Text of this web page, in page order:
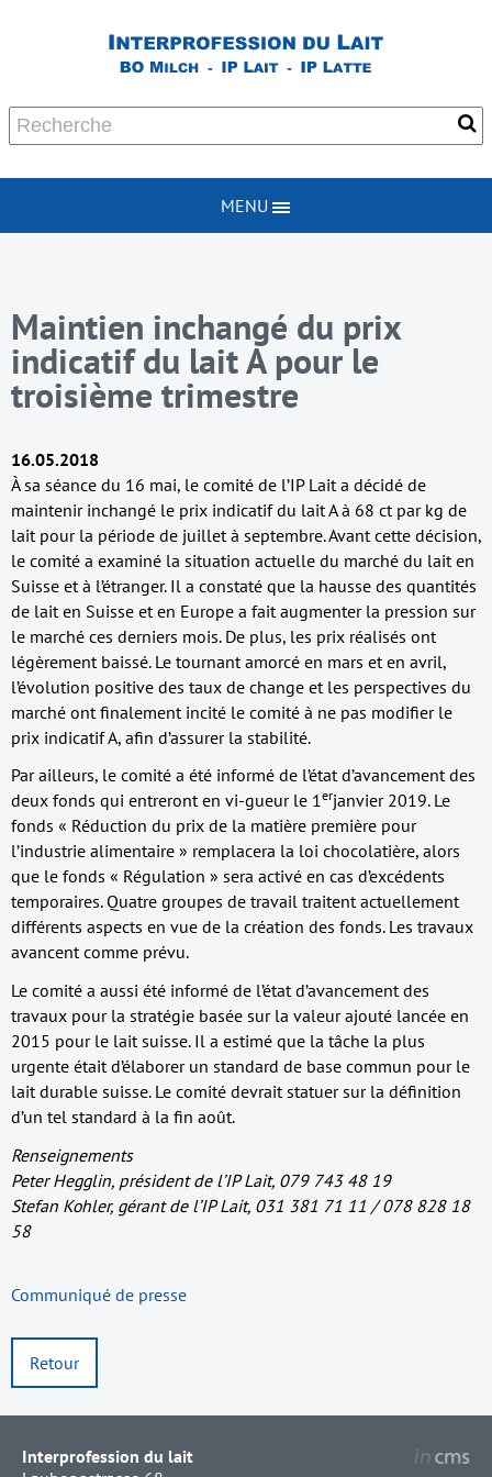
MENU
Maintien inchangé du prix
indicatif du lait A pour le
troisième trimestre
16.05.2018
À sa séance du 16 mai, le comité de l’IP Lait a décidé de
maintenir inchangé le prix indicatif du lait A à 68 ct par kg de
lait pour la période de juillet à septembre. Avant cette décision,
le comité a examiné la situation actuelle du marché du lait en
Suisse et à l’étranger. Il a constaté que la hausse des quantités
de lait en Suisse et en Europe a fait augmenter la pression sur
le marché ces derniers mois. De plus, les prix réalisés ont
légèrement baissé. Le tournant amorcé en mars et en avril,
l’évolution positive des taux de change et les perspectives du
marché ont finalement incité le comité à ne pas modifier le
prix indicatif A, afin d’assurer la stabilité.
Par ailleurs, le comité a été informé de l’état d’avancement des
deux fonds qui entreront en vi-gueur le 1erjanvier 2019. Le
fonds « Réduction du prix de la matière première pour
l’industrie alimentaire » remplacera la loi chocolatière, alors
que le fonds « Régulation » sera activé en cas d’excédents
temporaires. Quatre groupes de travail traitent actuellement
différents aspects en vue de la création des fonds. Les travaux
avancent comme prévu.
Le comité a aussi été informé de l’état d’avancement des
travaux pour la stratégie basée sur la valeur ajouté lancée en
2015 pour le lait suisse. Il a estimé que la tâche la plus
urgente était d’élaborer un standard de base commun pour le
lait durable suisse. Le comité devrait statuer sur la définition
d’un tel standard à la fin août.
Renseignements
Peter Hegglin, président de l’IP Lait, 079 743 48 19
Stefan Kohler, gérant de l’IP Lait, 031 381 71 11 / 078 828 18
58
Communiqué de presse
Retour
Interprofession du lait